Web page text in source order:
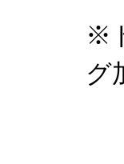
※
グ